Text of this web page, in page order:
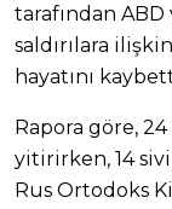
tarafından
saldırılara
hayatını
Rapora göre,
yitirirken, 14
Rus Ortodoks